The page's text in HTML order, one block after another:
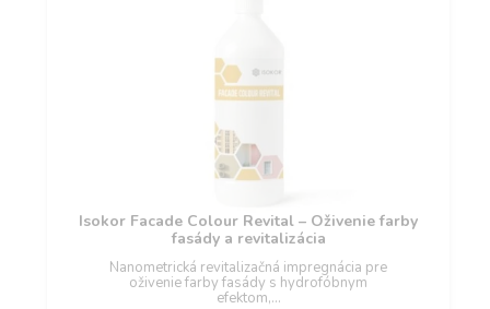
Isokor Facade Colour Revital – Oživenie farby
fasády a revitalizácia
Nanometrická revitalizačná impregnácia pre
oživenie farby fasády s hydrofóbnym
efektom,…